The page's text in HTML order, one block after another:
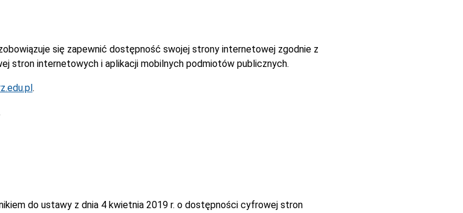
się zapewnić dostępność swojej strony internetowej zgodnie z
stron internetowych i aplikacji mobilnych podmiotów publicznych.
.
do ustawy z dnia 4 kwietnia 2019 r. o dostępności cyfrowej stron